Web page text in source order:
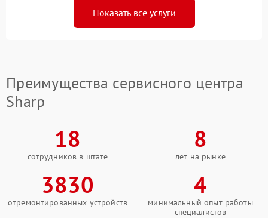
Показать все услуги
Преимущества сервисного центра
Sharp
18
сотрудников в штате
8
лет на рынке
3830
отремонтированных устройств
4
минимальный опыт работы
специалистов